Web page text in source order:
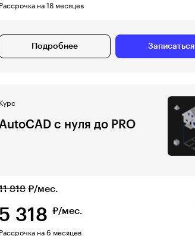
Рассрочка на 18 месяцев
Подробнее Записаться
Курс
с нуля до PRO
818 ₽/мес.
5 318 ₽/мес.
Рассрочка на 6 месяцев